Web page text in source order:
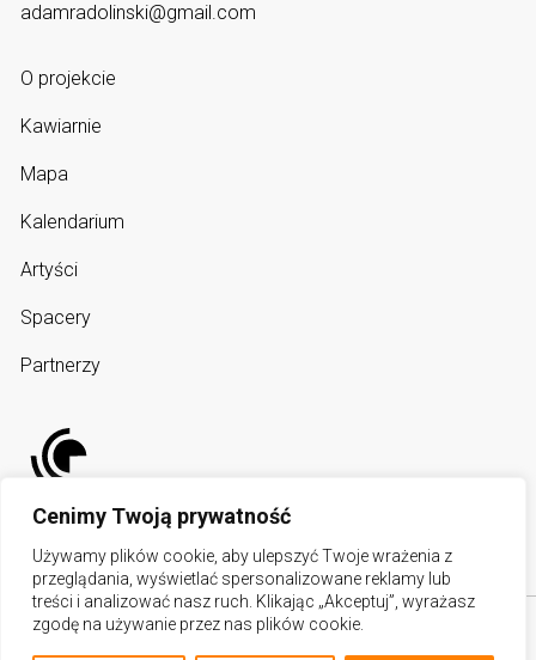
Cenimy Twoją prywatność
Używamy plików cookie, aby ulepszyć Twoje wrażenia z
przeglądania, wyświetlać spersonalizowane reklamy lub
treści i analizować nasz ruch. Klikając „Akceptuj”, wyrażasz
zgodę na używanie przez nas plików cookie.
adamradolinski@gmail.com
O projekcie
Kawiarnie
Mapa
Kalendarium
Artyści
Spacery
Partnerzy
Copyright © U AKTOREK 2026. All Rights Reserved.